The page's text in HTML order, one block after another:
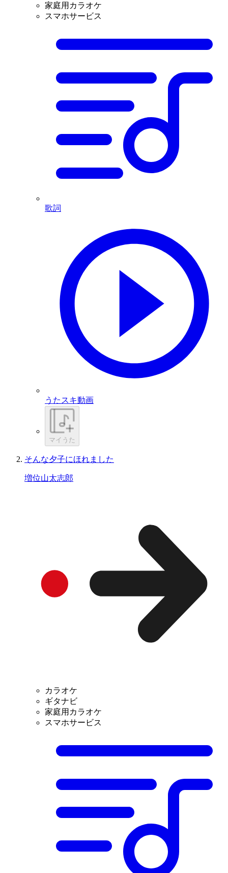
家庭用カラオケ
スマホサービス
歌詞
うたスキ動画
マイうた
そんな夕子にほれました
増位山太志郎
カラオケ
ギタナビ
家庭用カラオケ
スマホサービス